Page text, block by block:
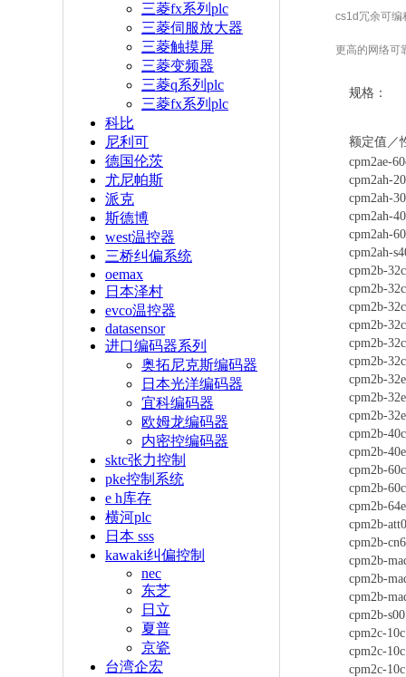
cs1d冗余可编
更高的网络可
规格：
额定值／
cpm2ae-
cpm2ah-
cpm2ah-
cpm2ah-
cpm2ah-
cpm2ah-
cpm2b-
cpm2b-
cpm2b-
cpm2b-
cpm2b-
cpm2b-
cpm2b-
cpm2b-
cpm2b-
cpm2b-
cpm2b-
cpm2b-
cpm2b-
cpm2b-
cpm2b-
cpm2b-
cpm2b-
cpm2b-
cpm2b-
cpm2b-
cpm2c-
cpm2c-
cpm2c-
三菱fx系列plc
三菱伺服放大器
三菱触摸屏
三菱变频器
三菱q系列plc
三菱fx系列plc
科比
尼利可
德国伦茨
尤尼帕斯
派克
斯德博
west温控器
三桥纠偏系统
oemax
日本泽村
evco温控器
datasensor
进口编码器系列
奥拓尼克斯编码器
日本光洋编码器
宜科编码器
欧姆龙编码器
内密控编码器
sktc张力控制
pke控制系统
e h库存
横河plc
日本 sss
kawaki纠偏控制
nec
东芝
日立
夏普
京瓷
台湾企宏